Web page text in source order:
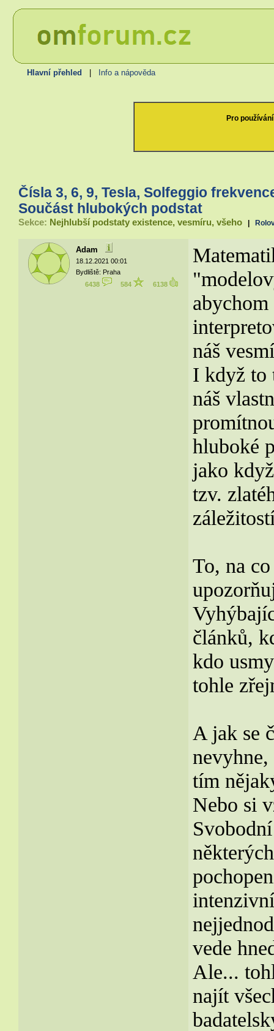
Hlavní přehled Info a nápověda
Pro
Čísla 3, 6, 9, Tesla, Solfeggio
Součást hlubokých podstat
Sekce: Nejhlubší podstaty existence, vesmíru, všeho
Adam
18.12.2021 00:01
Bydliště: Praha
6438
584 6138
náš
I když to
náš
hluboké
jako
tzv.
To, na
článků,
kdo
tohle
A jak se
nevyhne,
tím
Nebo si
vede
Ale...
najít